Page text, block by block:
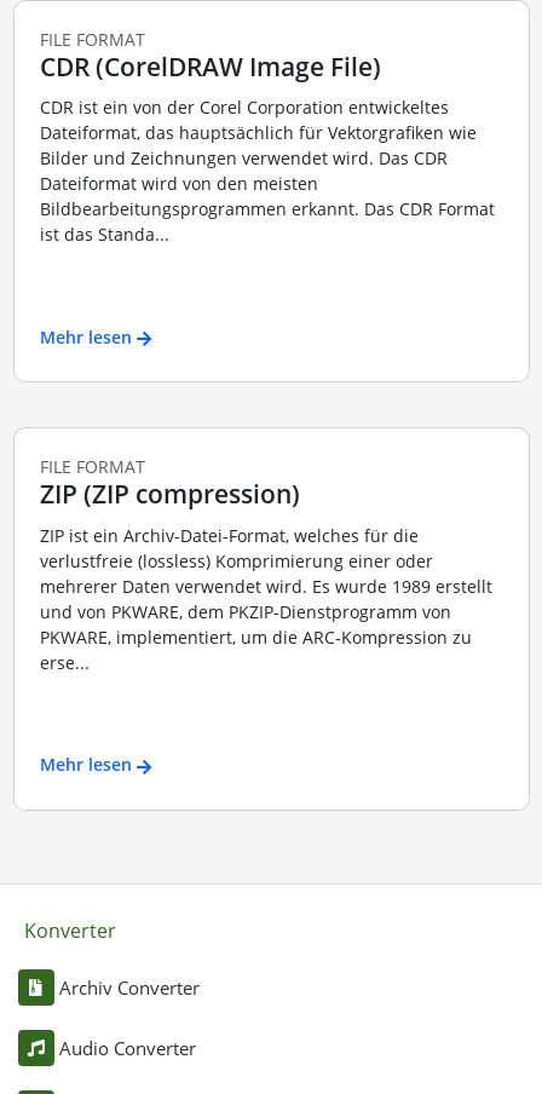
FILE FORMAT
CDR (CorelDRAW Image File)
CDR ist ein von der Corel Corporation entwickeltes
Dateiformat, das hauptsächlich für Vektorgrafiken wie
Bilder und Zeichnungen verwendet wird. Das CDR
Dateiformat wird von den meisten
Bildbearbeitungsprogrammen erkannt. Das CDR Format
ist das Standa...
Mehr lesen
FILE FORMAT
ZIP (ZIP compression)
ZIP ist ein Archiv-Datei-Format, welches für die
verlustfreie (lossless) Komprimierung einer oder
mehrerer Daten verwendet wird. Es wurde 1989 erstellt
und von PKWARE, dem PKZIP-Dienstprogramm von
PKWARE, implementiert, um die ARC-Kompression zu
erse...
Mehr lesen
Konverter
Archiv Converter
Audio Converter